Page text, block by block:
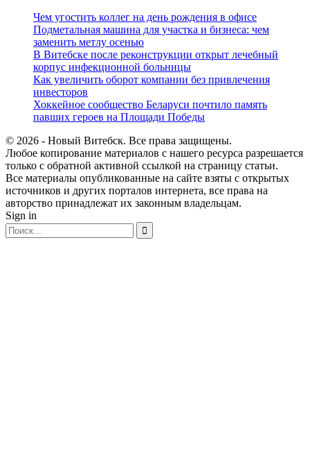
Чем угостить коллег на день рождения в офисе
Подметальная машина для участка и бизнеса: чем
заменить метлу осенью
В Витебске после реконструкции открыт лечебный
корпус инфекционной больницы
Как увеличить оборот компании без привлечения
инвесторов
Хоккейное сообщество Беларуси почтило память
павших героев на Площади Победы
© 2026 - Новый Витебск. Все права защищены.
Любое копирование материалов с нашего ресурса разрешается
только с обратной активной ссылкой на страницу статьи.
Все материалы опубликованные на сайте взяты с открытых
источников и других порталов интернета, все права на
авторство принадлежат их законным владельцам.
Sign in